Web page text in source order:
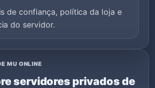
de confiança, política da loja e
do servidor.
MU ONLINE
servidores privados de